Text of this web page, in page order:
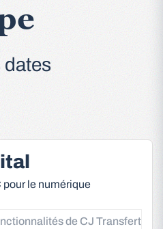
dates
pour le numérique
de CJ Transfert